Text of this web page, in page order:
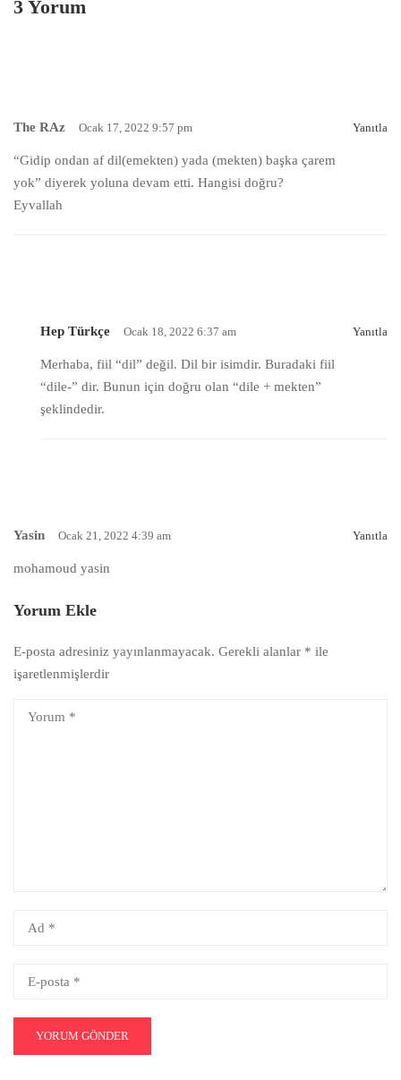
3 Yorum
The RAz Ocak 17, 2022 9:57 pm Yanıtla
“Gidip ondan af dil(emekten) yada (mekten) başka çarem
yok” diyerek yoluna devam etti. Hangisi doğru?
Eyvallah
Hep Türkçe Ocak 18, 2022 6:37 am Yanıtla
Merhaba, fiil “dil” değil. Dil bir isimdir. Buradaki fiil
“dile-” dir. Bunun için doğru olan “dile + mekten”
şeklindedir.
Yasin Ocak 21, 2022 4:39 am Yanıtla
mohamoud yasin
Yorum Ekle
E-posta adresiniz yayınlanmayacak. Gerekli alanlar * ile
işaretlenmişlerdir